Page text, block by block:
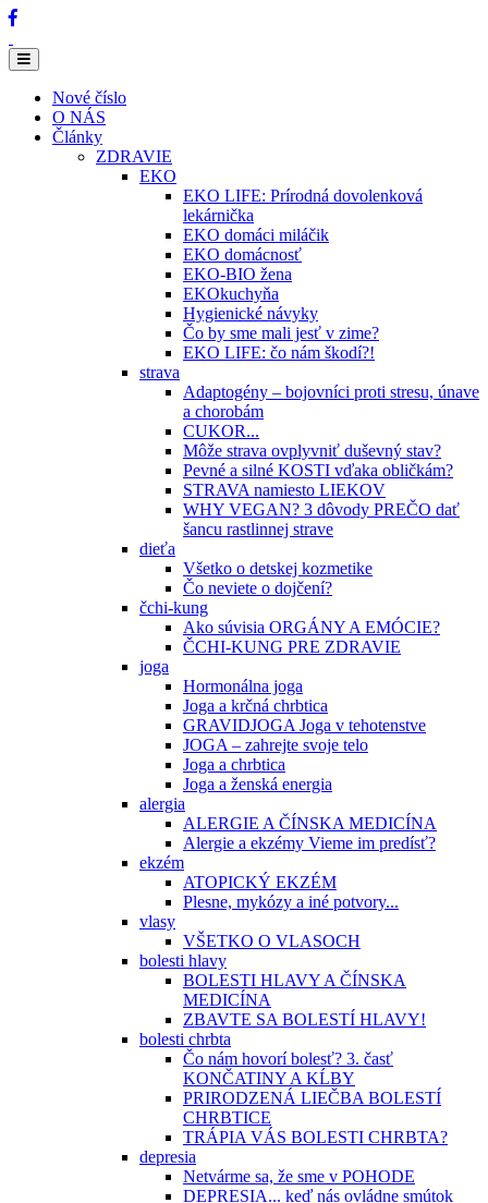
Nové číslo
O NÁS
Články
ZDRAVIE
EKO
EKO LIFE: Prírodná dovolenková
lekárnička
EKO domáci miláčik
EKO domácnosť
EKO-BIO žena
EKOkuchyňa
Hygienické návyky
Čo by sme mali jesť v zime?
EKO LIFE: čo nám škodí?!
strava
Adaptogény – bojovníci proti stresu, únave
a chorobám
CUKOR...
Môže strava ovplyvniť duševný stav?
Pevné a silné KOSTI vďaka obličkám?
STRAVA namiesto LIEKOV
WHY VEGAN? 3 dôvody PREČO dať
šancu rastlinnej strave
dieťa
Všetko o detskej kozmetike
Čo neviete o dojčení?
čchi-kung
Ako súvisia ORGÁNY A EMÓCIE?
ČCHI-KUNG PRE ZDRAVIE
joga
Hormonálna joga
Joga a krčná chrbtica
GRAVIDJOGA Joga v tehotenstve
JOGA – zahrejte svoje telo
Joga a chrbtica
Joga a ženská energia
alergia
ALERGIE A ČÍNSKA MEDICÍNA
Alergie a ekzémy Vieme im predísť?
ekzém
ATOPICKÝ EKZÉM
Plesne, mykózy a iné potvory...
vlasy
VŠETKO O VLASOCH
bolesti hlavy
BOLESTI HLAVY A ČÍNSKA
MEDICÍNA
ZBAVTE SA BOLESTÍ HLAVY!
bolesti chrbta
Čo nám hovorí bolesť? 3. časť
KONČATINY A KĹBY
PRIRODZENÁ LIEČBA BOLESTÍ
CHRBTICE
TRÁPIA VÁS BOLESTI CHRBTA?
depresia
Netvárme sa, že sme v POHODE
DEPRESIA... keď nás ovládne smútok